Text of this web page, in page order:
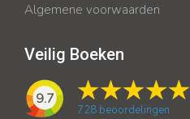
Algemene voorwaarden
Veilig Boeken
9.7
728 beoordelingen